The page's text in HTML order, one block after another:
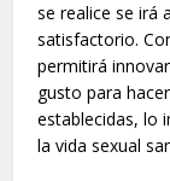
se realice se irá
satisfactorio.
permitirá
gusto para
establecidas, lo
la vida sexual